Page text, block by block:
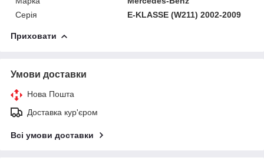
Серія
E-KLASSE (W211) 2002-2009
Приховати
Умови доставки
Нова Пошта
Доставка кур'єром
Всі умови доставки